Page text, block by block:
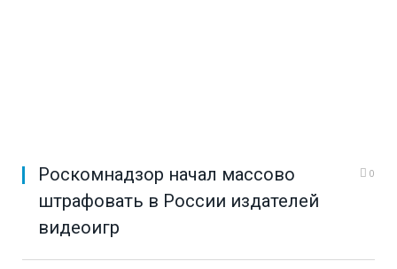
Роскомнадзор начал массово
штрафовать в России издателей
видеоигр
0